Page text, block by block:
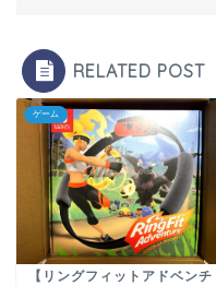
RELATED POST
ゲーム
【リングフィットアドベンチ